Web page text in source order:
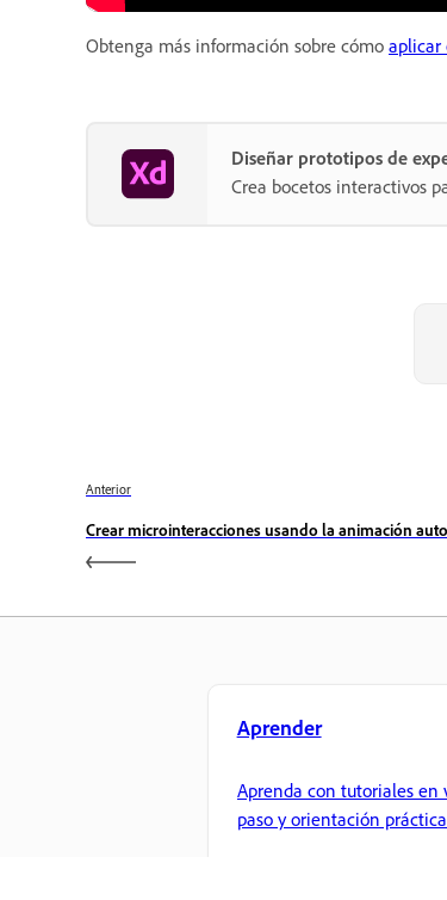
Obtenga más información sobre cómo aplicar
Diseñar prototipos de
Crea bocetos interactivos
Anterior
Crear microinteracciones usando la animación
Aprender
Aprenda con tutoriales en
paso y orientación